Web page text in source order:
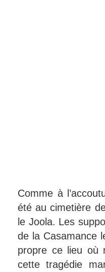
Comme à
été au cimetière
le Joola. Les
de la Casamance
propre ce lieu où
cette tragédie